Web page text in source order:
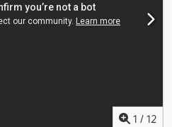
1 / 12